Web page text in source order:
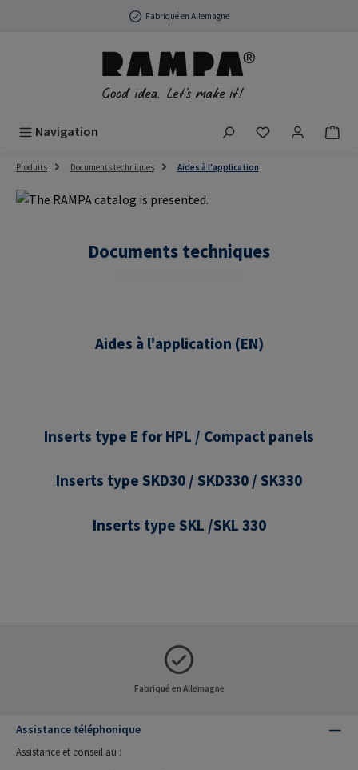
Passer au contenu principalFabriqué en Allemagne
Navigation Vous avez 0
Produits Documents techniques Aides à l'application
Documents techniques
Aides à l'application (EN)
Inserts type E for HPL / Compact panels
Inserts type SKD30 / SKD330 / SK330
Inserts type SKL /SKL 330
Fabriqué en Allemagne
Assistance téléphonique
Assistance et conseil au :